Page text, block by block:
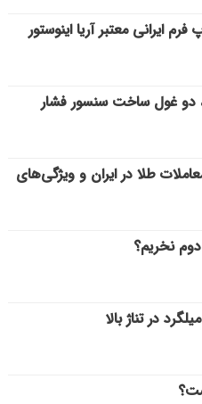
ایرانی معتبر آریا اینوستور
دو غول ساخت سنسور فشار
طلا در ایران و ویژگی‌های
نخریم؟
در تناژ بالا